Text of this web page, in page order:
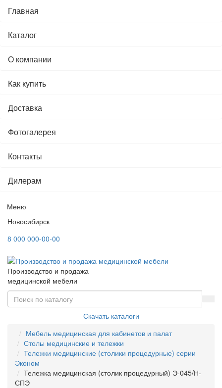
Главная
Каталог
О компании
Как купить
Доставка
Фотогалерея
Контакты
Дилерам
Меню
Новосибирск
8 000 000-00-00
Производство и продажа
медицинской мебели
Скачать каталоги
Мебель медицинская для кабинетов и палат
Столы медицинские и тележки
Тележки медицинские (столики процедурные) серии
Эконом
Тележка медицинская (столик процедурный) Э-045/Н-
СПЭ